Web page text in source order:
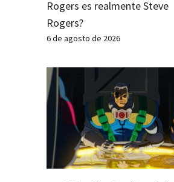
Rogers es realmente Steve
Rogers?
6 de agosto de 2026